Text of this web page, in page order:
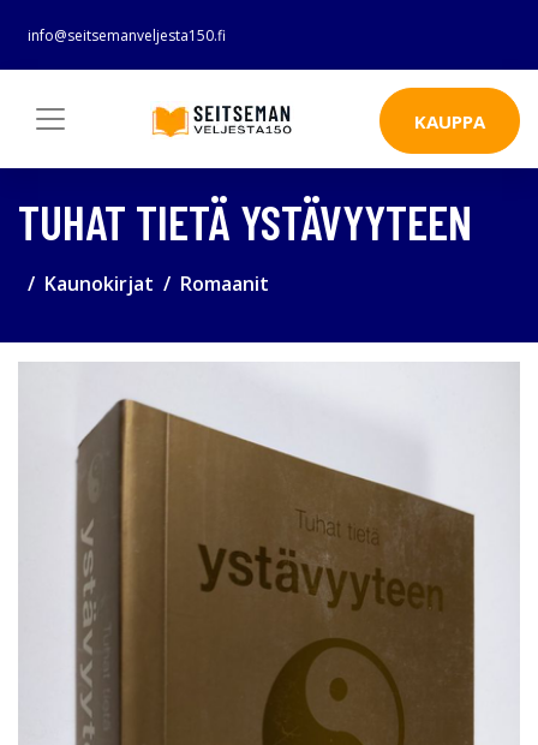
info@seitsemanveljesta150.fi
KAUPPA
TUHAT TIETÄ YSTÄVYYTEEN
Kaunokirjat Romaanit